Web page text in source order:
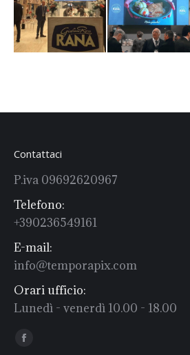
Contattaci
P.iva 09692620967
Telefono:
+390236549161
E-mail:
info@temporapix.com
Orari ufficio:
Lunedì - venerdì 10.00 - 18.00
Find us on:
Facebook